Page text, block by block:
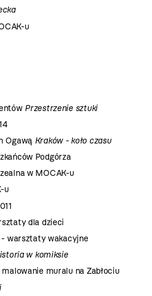
u
Przestrzenie sztuki
Ogawą Kraków - koło czasu
Podgórza
w MOCAK-u
u
dla dzieci
warsztaty wakacyjne
w komiksie
muralu na Zabłociu